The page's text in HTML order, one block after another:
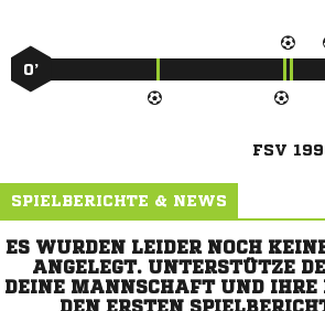
0’
FSV
SPIELBERICHTE & NEWS
ES WURDEN LEIDER NOCH
ANGELEGT. UNTERSTÜTZE
DEINE MANNSCHAFT UND IHRE
DEN ERSTEN